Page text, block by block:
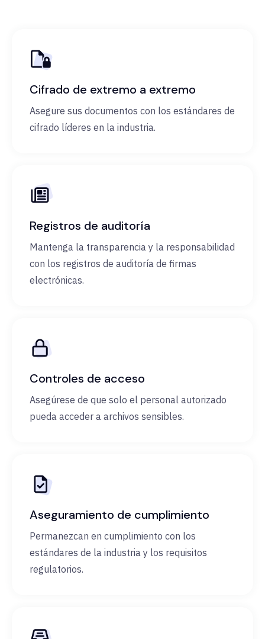
Cifrado de extremo a extremo
Asegure sus documentos con los estándares de
cifrado líderes en la industria.
Registros de auditoría
Mantenga la transparencia y la responsabilidad
con los registros de auditoría de firmas
electrónicas.
Controles de acceso
Asegúrese de que solo el personal autorizado
pueda acceder a archivos sensibles.
Aseguramiento de cumplimiento
Permanezcan en cumplimiento con los
estándares de la industria y los requisitos
regulatorios.